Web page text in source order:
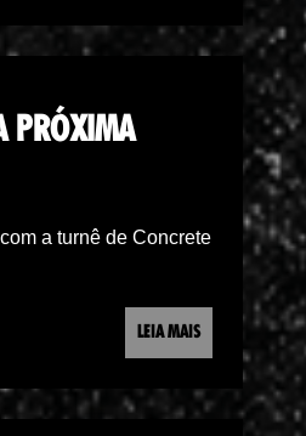
PRÓXIMA
a turnê de Concrete
LEIA MAIS